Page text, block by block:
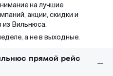
на лучшие
акции, скидки и
Вильнюса.
а не в выходные.
прямой рейс